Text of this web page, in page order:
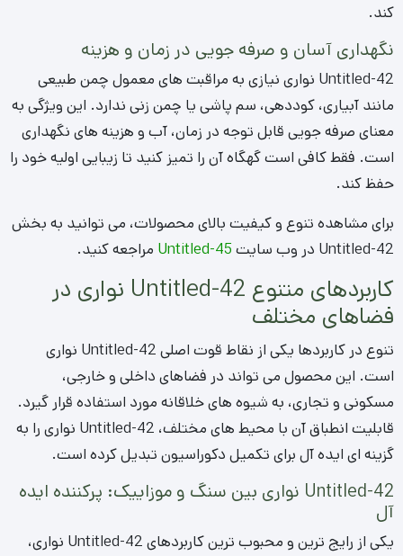
کند.
نگهداری آسان و صرفه جویی در زمان و هزینه
Untitled-42 نواری نیازی به مراقبت های معمول چمن طبیعی
مانند آبیاری، کوددهی، سم پاشی یا چمن زنی ندارد. این ویژگی به
معنای صرفه جویی قابل توجه در زمان، آب و هزینه های نگهداری
است. فقط کافی است گهگاه آن را تمیز کنید تا زیبایی اولیه خود را
حفظ کند.
برای مشاهده تنوع و کیفیت بالای محصولات، می توانید به بخش
Untitled-42 در وب سایت
Untitled-45 مراجعه کنید.
کاربردهای متنوع Untitled-42 نواری در
فضاهای مختلف
تنوع در کاربردها یکی از نقاط قوت اصلی Untitled-42 نواری
است. این محصول می تواند در فضاهای داخلی و خارجی،
مسکونی و تجاری، به شیوه های خلاقانه مورد استفاده قرار گیرد.
قابلیت انطباق آن با محیط های مختلف، Untitled-42 نواری را به
گزینه ای ایده آل برای تکمیل دکوراسیون تبدیل کرده است.
Untitled-42 نواری بین سنگ و موزاییک: پرکننده ایده
آل
یکی از رایج ترین و محبوب ترین کاربردهای Untitled-42 نواری،